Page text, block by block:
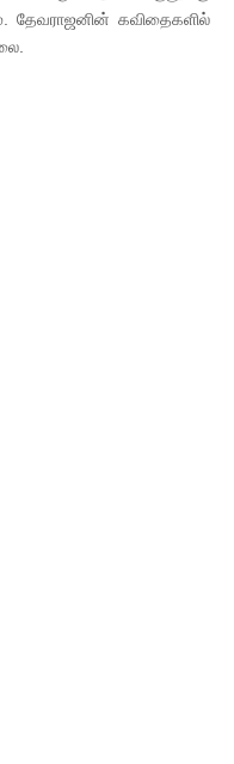
தேவராஜனின் கவிதைகளில்